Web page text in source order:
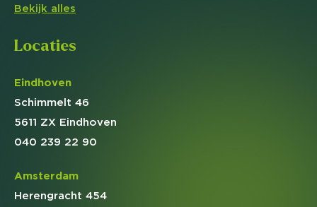
Bekijk alles
Locaties
Eindhoven
Schimmelt 46
5611 ZX Eindhoven
040 239 22 90
Amsterdam
Herengracht 454